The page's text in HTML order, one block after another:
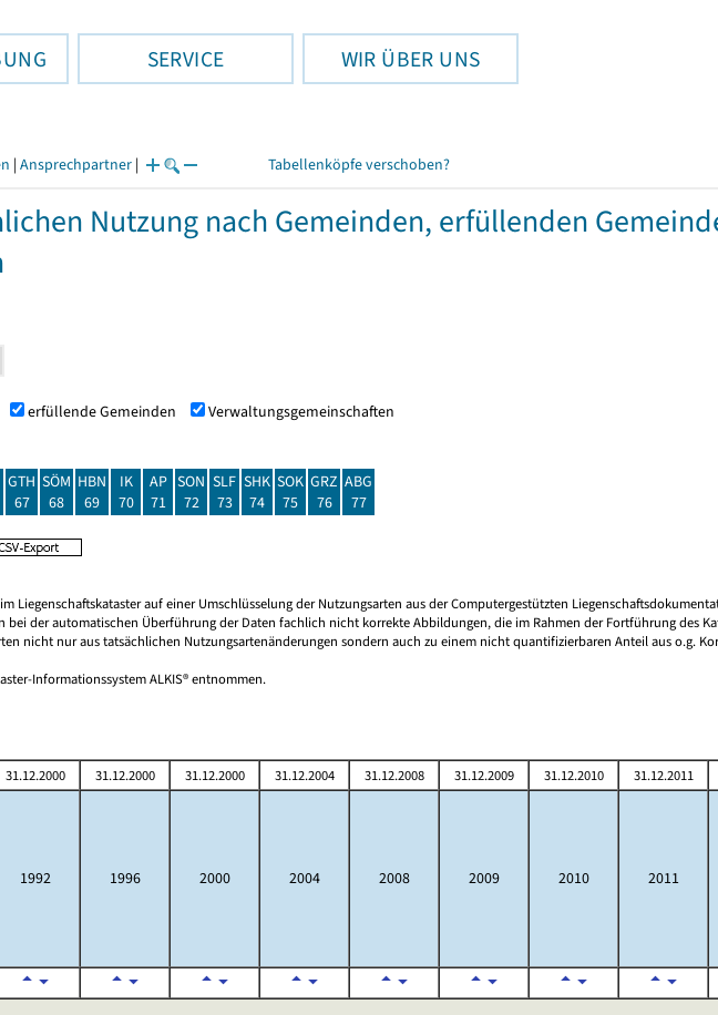
SERVICE WIR ÜBER UNS
| Ansprechpartner | Tabellenköpfe verschoben?
Nutzung nach Gemeinden, erfüllenden
erfüllende Gemeinden Verwaltungsgemeinschaften
GTH
67
SÖM
68
HBN
69
IK
70
AP
71
SON
72
SLF
73
SHK
74
SOK
75
GRZ
76
ABG
77
Liegenschaftskataster auf einer Umschlüsselung der Nutzungsarten aus der Computergestützten
der automatischen Überführung der Daten fachlich nicht korrekte Abbildungen, die im Rahmen der Fortführung des
nicht nur aus tatsächlichen Nutzungsartenänderungen sondern auch zu einem nicht quantifizierbaren Anteil aus o.g.
Informationssystem ALKIS® entnommen.
31.12.2000 31.12.2000 31.12.2000 31.12.2004 31.12.2008 31.12.2009 31.12.2010 31.12.2011
1992 1996 2000 2004 2008 2009 2010 2011